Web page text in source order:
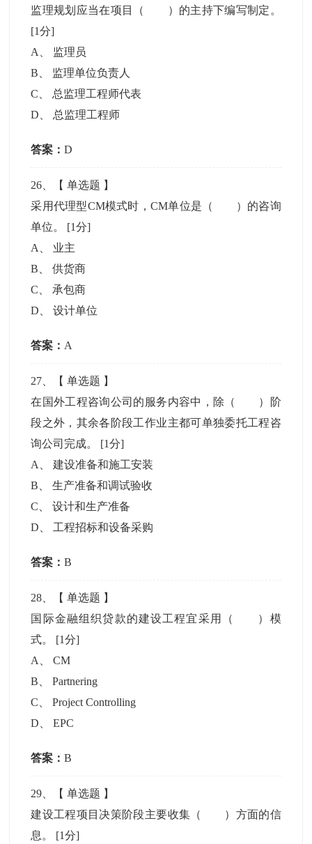
监理规划应当在项目（ ）的主持下编写制定。
[1分]
A
监理员
B
监理单位负责人
C
总监理工程师代表
D
总监理工程师
答案：D
26 、【单选题 】
采用代理型CM模式时，CM单位是（ ）的咨询
单位。 [1分]
A
业主
B 、供货商
C
承包商
D 、设计单位
答案： A
27 、【单选题 】
在国外工程咨询公司的服务内容中，除（ ）阶
段之外，其余各阶段工作业主都可单独委托工程咨
询公司完成。 [1分]
A
、建设准备和施工安装
B 、生产准备和调试验收
C 、设计和生产准备
D
工程招标和设备采购
答案：B
28 、【单选题 】
国际金融组织贷款的建设工程宜采用（ ）模
式。 [1分]
A
、CM
B 、Partnering
C 、Project Controlling
D 、EPC
答案：B
29 、【单选题 】
建设工程项目决策阶段主要收集（ ）方面的信
息。 [1分]